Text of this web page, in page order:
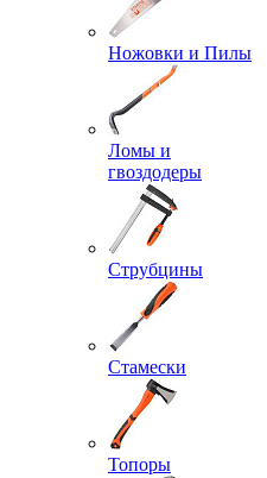
Ножовки и Пилы
Ломы и
гвоздодеры
Струбцины
Стамески
Топоры